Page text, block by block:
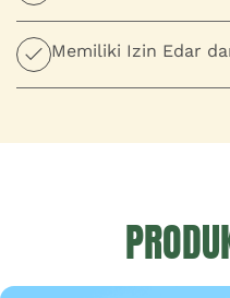
Memiliki Izin Edar